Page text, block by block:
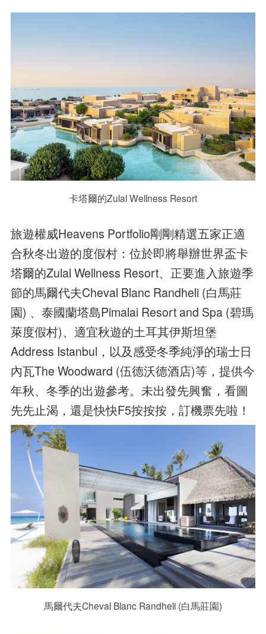
卡塔爾的Zulal Wellness Resort
旅遊權威Heavens Portfolio剛剛精選五家正適
合秋冬出遊的度假村：位於即將舉辦世界盃卡
塔爾的Zulal Wellness Resort、正要進入旅遊季
節的馬爾代夫Cheval Blanc Randheli (白馬莊
園) 、泰國蘭塔島Pimalai Resort and Spa (碧瑪
萊度假村)、適宜秋遊的土耳其伊斯坦堡
Address Istanbul，以及感受冬季純淨的瑞士日
內瓦The Woodward (伍德沃德酒店)等，提供今
年秋、冬季的出遊參考。未出發先興奮，看圖
先先止渴，還是快快F5按按按，訂機票先啦！
馬爾代夫Cheval Blanc Randheli (白馬莊園)